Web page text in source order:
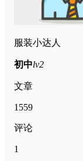
服装小达人
初中lv2
文章
1559
评论
1